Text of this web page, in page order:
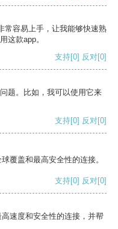
常容易上手，让我能够快速熟
这款app。
支持[0] 反对[0]
题。比如，我可以使用它来
支持[0] 反对[0]
覆盖和最高安全性的连接。
支持[0] 反对[0]
速度和安全性的连接，并帮